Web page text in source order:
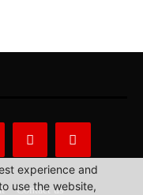
Contact us
experience and
use the website,